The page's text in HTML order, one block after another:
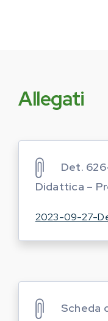
Allegati
Det.
Didattica –
2023-09-27-
Scheda